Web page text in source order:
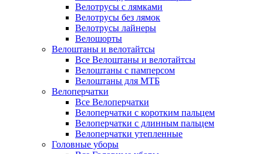
Велотрусы с лямками
Велотрусы без лямок
Велотрусы лайнеры
Велошорты
Велоштаны и велотайтсы
Все Велоштаны и велотайтсы
Велоштаны с памперсом
Велоштаны для МТБ
Велоперчатки
Все Велоперчатки
Велоперчатки с коротким пальцем
Велоперчатки с длинным пальцем
Велоперчатки утепленные
Головные уборы